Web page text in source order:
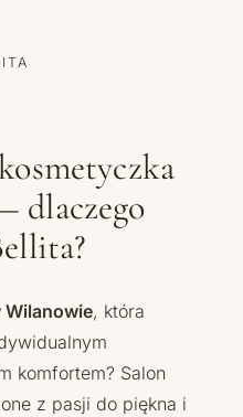
dlaczego
Wilanowie, która
komfortem? Salon
z pasji do piękna i